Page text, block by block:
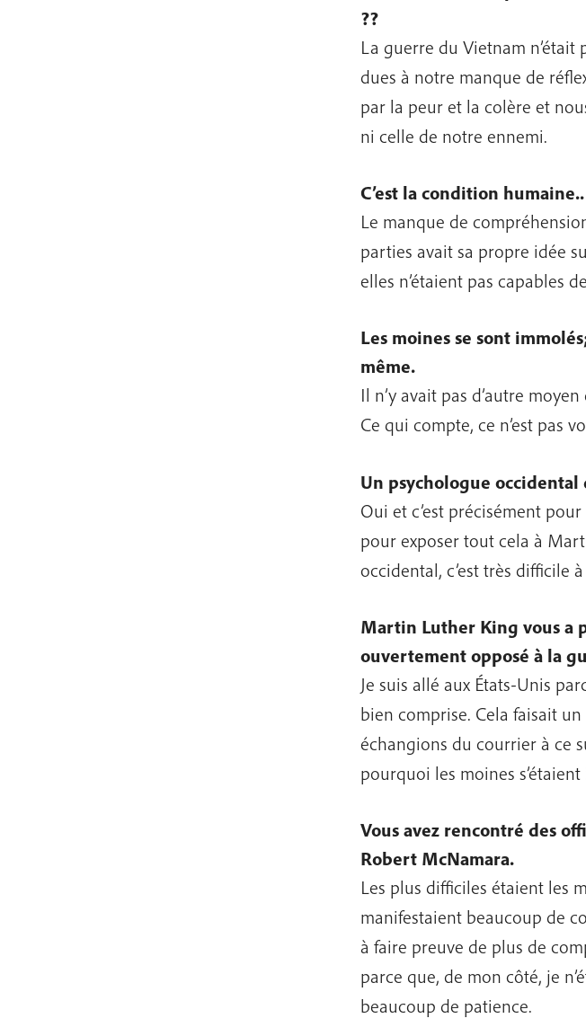
??
La guerre du Vietnam
dues à notre manque de
par la peur et la colère et
ni celle de notre ennemi.
C’est la condition humaine..
Le manque de
parties avait sa propre idée
elles n’étaient pas capables
Les moines se sont
même.
Il n’y avait pas d’autre
Ce qui compte, ce n’est pas
Un psychologue
Oui et c’est précisément
pour exposer tout cela à
occidental, c’est très difficile
Martin Luther King vous a
ouvertement opposé à la
Je suis allé aux États-Unis
bien comprise. Cela faisait
échangions du courrier à ce
pourquoi les moines
Vous avez rencontré des
Robert McNamara.
Les plus difficiles étaient les
manifestaient beaucoup de
à faire preuve de plus de
parce que, de mon côté, je
beaucoup de patience.